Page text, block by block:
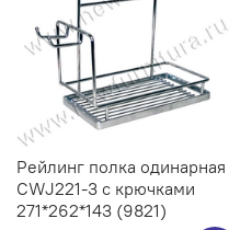
Рейлинг полка одинарная
CWJ221-3 с крючками
271*262*143 (9821)